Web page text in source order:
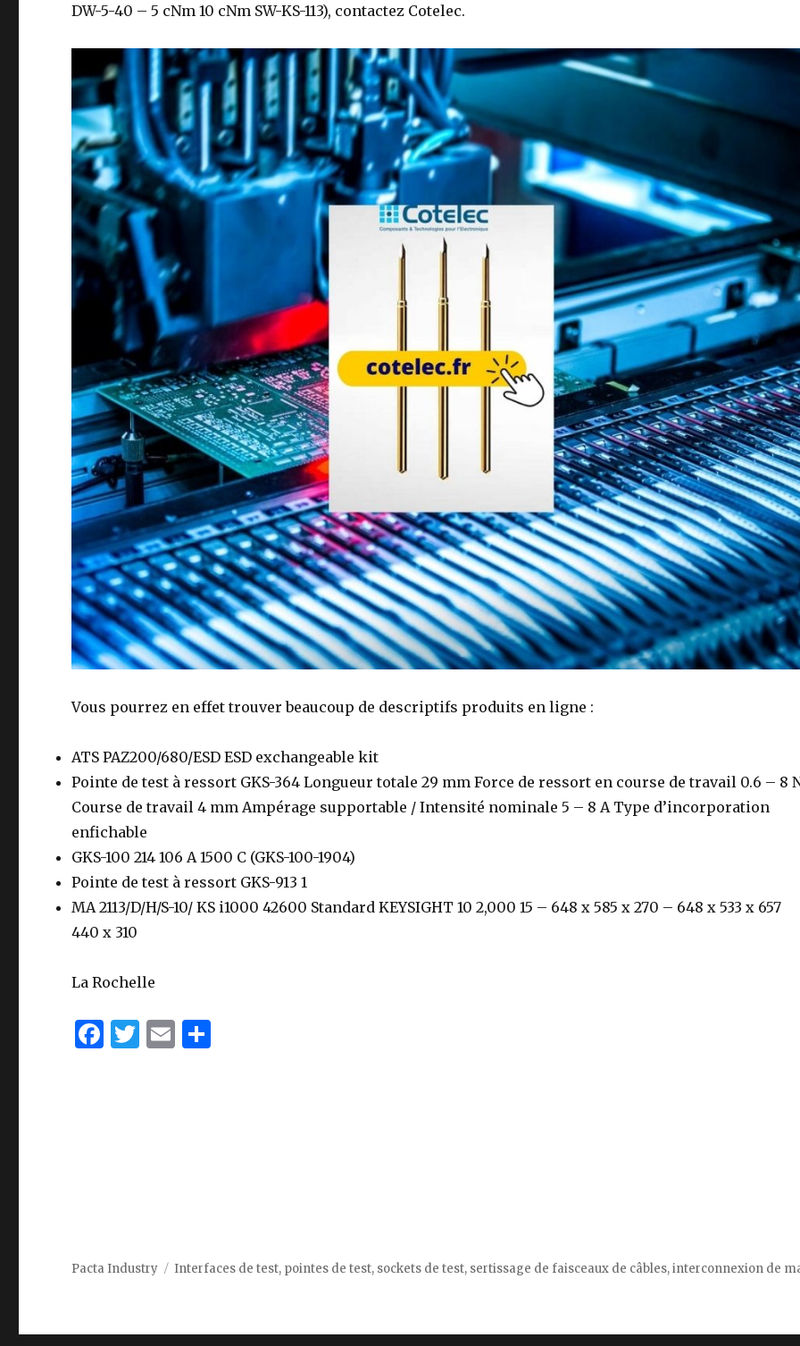
DW-5-40 – 5 cNm 10 cNm SW-KS-113), contactez Cotelec.
Vous pourrez en effet trouver beaucoup de descriptifs produits en ligne :
ATS PAZ200/680/ESD ESD exchangeable kit
Pointe de test à ressort GKS-364 Longueur totale 29 mm Force de ressort en course de travail 0.6 – 8
Course de travail 4 mm Ampérage supportable / Intensité nominale 5 – 8 A Type d’incorporation
enfichable
GKS-100 214 106 A 1500 C (GKS-100-1904)
Pointe de test à ressort GKS-913 1
MA 2113/D/H/S-10/ KS i1000 42600 Standard KEYSIGHT 10 2,000 15 – 648 x 585 x 270 – 648 x 533 x 657
440 x 310
La Rochelle
F
T
E
Pacta Industry Interfaces de test, pointes de test, sockets de test, sertissage de faisceaux de câbles, interconnexion de